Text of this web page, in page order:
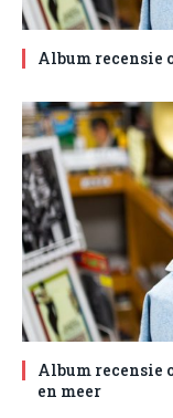
Album recensie
Album recensie
en meer